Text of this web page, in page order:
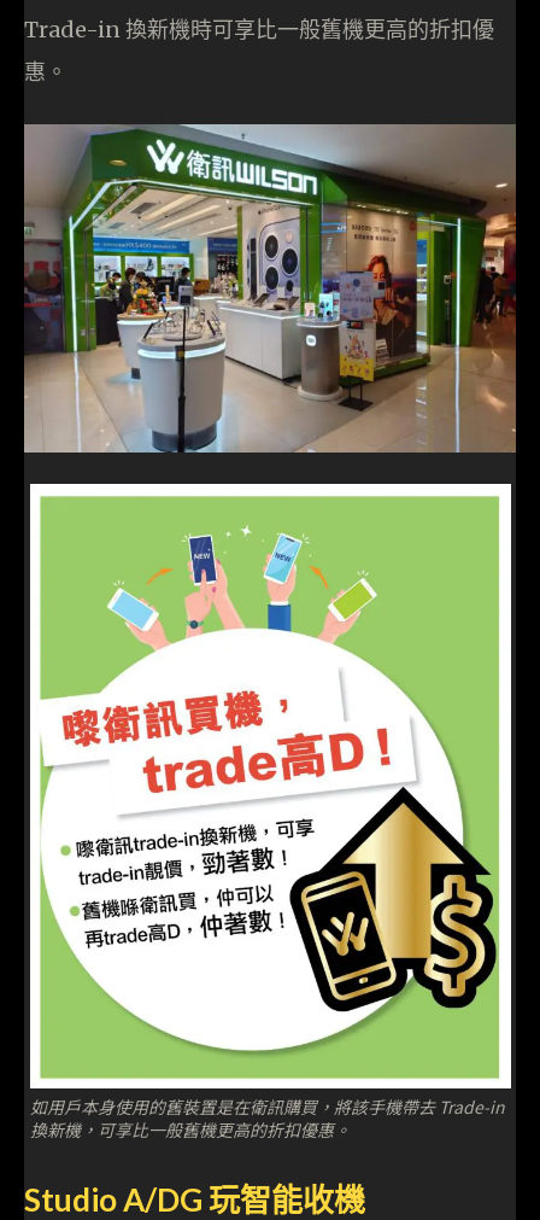
Trade-in 換新機時可享比一般舊機更高的折扣優
惠。
如用戶本身使用的舊裝置是在衛訊購買，將該手機帶去 Trade-in
換新機，可享比一般舊機更高的折扣優惠。
Studio A/DG 玩智能收機